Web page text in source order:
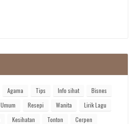
Agama Tips Info sihat
Bisnes
Umum Resepi Wanita
Lirik Lagu
Kesihatan Tonton
Cerpen